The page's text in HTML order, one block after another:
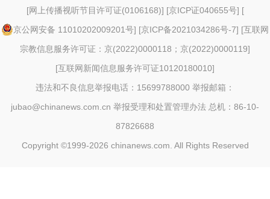
[网上传播视听节目许可证(0106168)] [京ICP证040655号] [
京公网安备 11010202009201号] [京ICP备2021034286号-7] [互联网
宗教信息服务许可证：京(2022)0000118；京(2022)0000119]
[互联网新闻信息服务许可证10120180010]
违法和不良信息举报电话：15699788000 举报邮箱：
jubao@chinanews.com.cn 举报受理和处置管理办法 总机：86-10-
87826688
Copyright ©1999-2026 chinanews.com. All Rights Reserved